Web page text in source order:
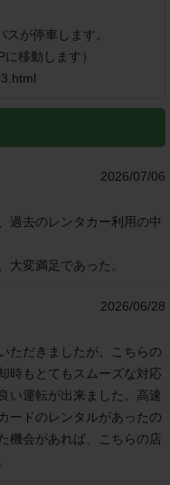
が停車します。
移動します）
2026/07/06
過去のレンタカー利用の中
大変満足であった。
2026/06/28
ただきましたが、こちらの
時もとてもスムーズな対応
い運転が出来ました。高速
ードのレンタルがあったの
機会があれば、こちらの店